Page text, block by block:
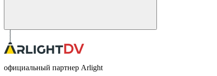
официальный партнер Arlight